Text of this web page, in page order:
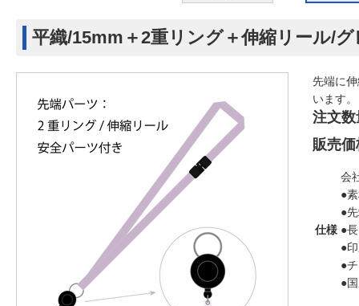
平織/15mm＋2重リング＋伸縮リール/グ
先端に
います。
注文数
販売価
仕様
会
●
●
●
●
●
●